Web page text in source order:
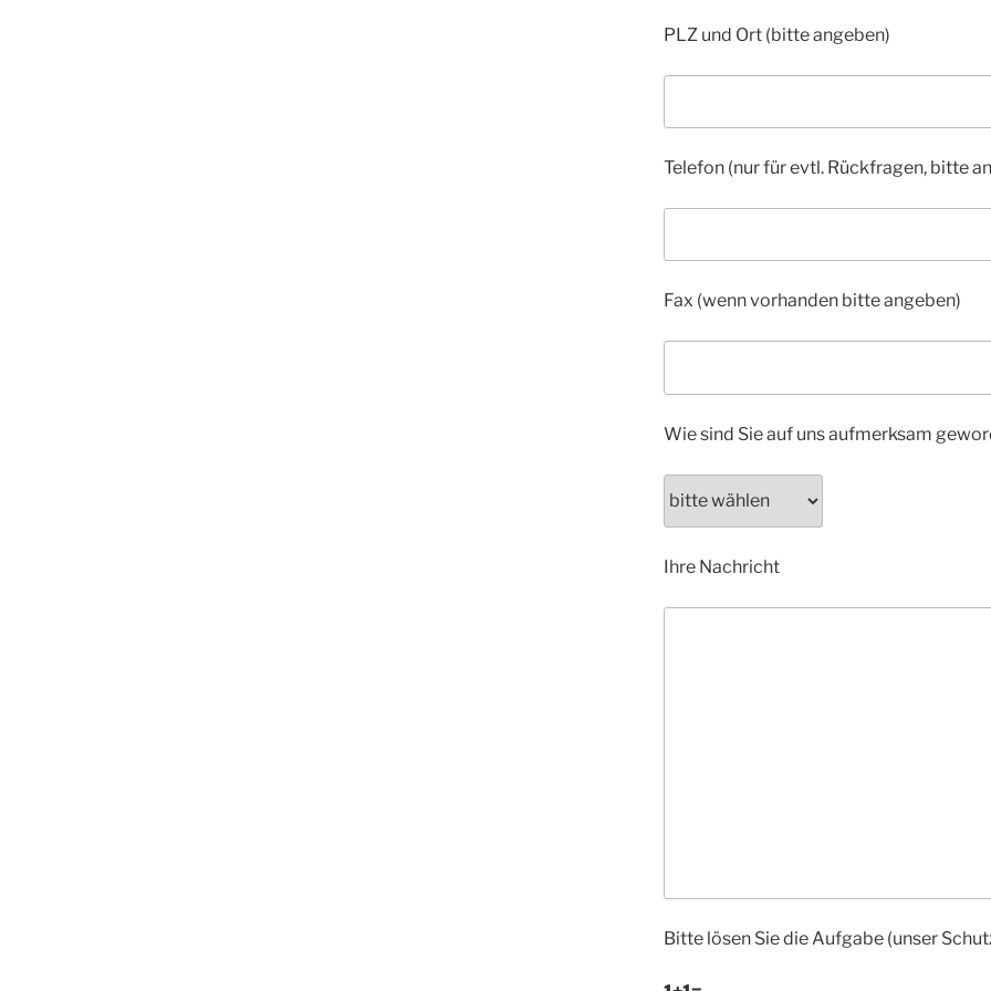
PLZ und Ort (bitte angeben)
Telefon (nur für evtl. Rückfragen, bitte
Fax (wenn vorhanden bitte angeben)
Wie sind Sie auf uns aufmerksam
Ihre Nachricht
Bitte lösen Sie die Aufgabe (unser